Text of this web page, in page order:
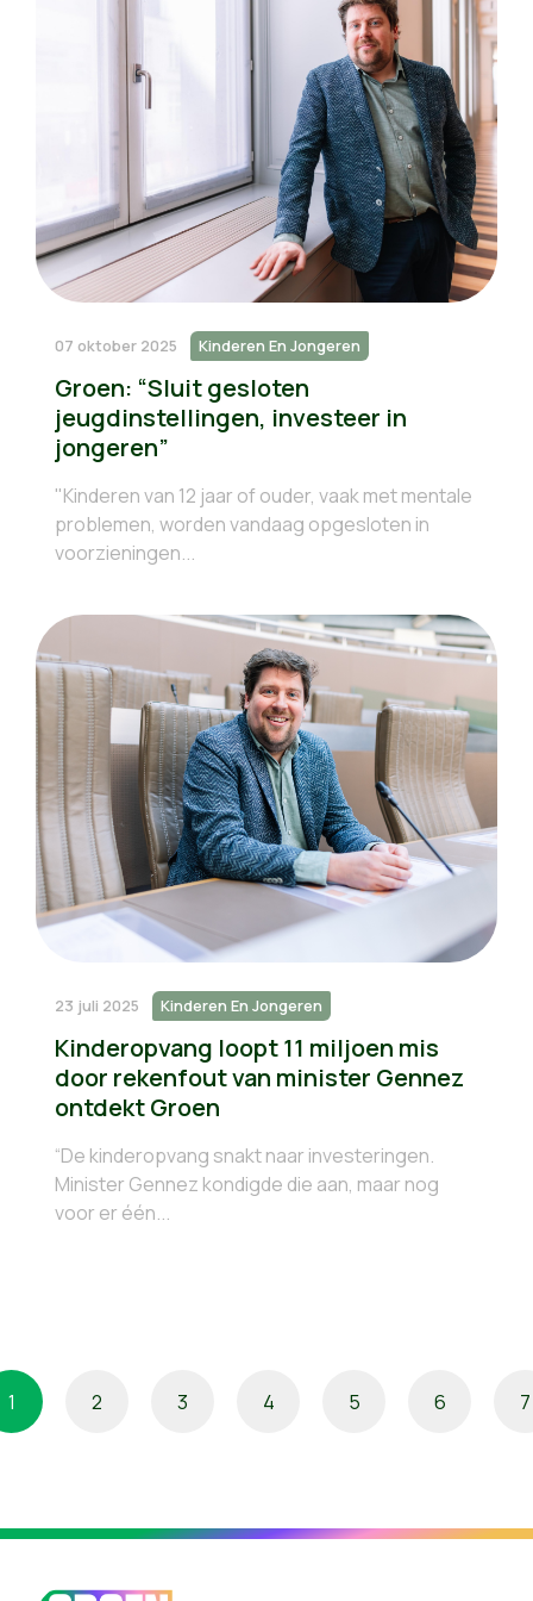
07 oktober 2025 Kinderen En Jongeren
Groen: “Sluit gesloten
jeugdinstellingen, investeer in
jongeren”
"Kinderen van 12 jaar of ouder, vaak met mentale
problemen, worden vandaag opgesloten in
voorzieningen...
23 juli 2025 Kinderen En Jongeren
Kinderopvang loopt 11 miljoen mis
door rekenfout van minister Gennez
ontdekt Groen
“De kinderopvang snakt naar investeringen.
Minister Gennez kondigde die aan, maar nog
voor er één...
1 2 3 4 5 6 7